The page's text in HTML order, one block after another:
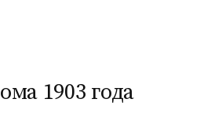
1903 года